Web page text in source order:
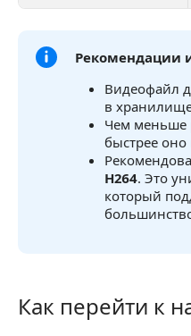
Рекомендации
Видеофайл
в
Чем меньше
быстрее оно
H264. Это
который
Как перейти к
Как перейти к